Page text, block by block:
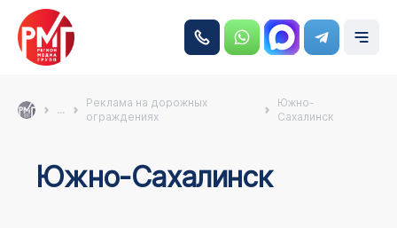
...
Реклама на дорожных
ограждениях
Южно-
Сахалинск
Южно-Сахалинск